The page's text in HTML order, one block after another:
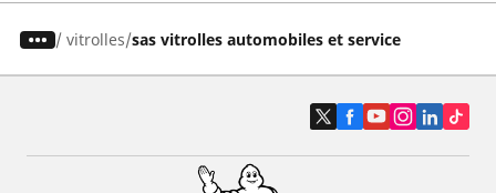
/ vitrolles sas vitrolles automobiles et service